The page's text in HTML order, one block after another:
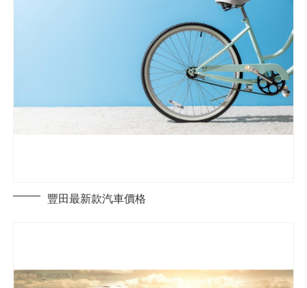
豐田最新款汽車價格